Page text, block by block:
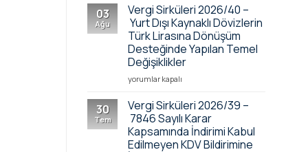
2026/41
–
2027
Yılı
Bina
Metrekare
Normal
Maliyet
Bedelleri
Belirlendi
için
03
Ağu
Vergi Sirküleri 2026/40 –
Yurt Dışı Kaynaklı Dövizlerin
Türk Lirasına Dönüşüm
Desteğinde Yapılan Temel
Değişiklikler
Vergi
2026/40
–
Yurt
Dışı
Kaynaklı
yorumlar kapalı
30
Tem
Vergi Sirküleri 2026/39 –
7846 Sayılı Karar
Kapsamında İndirimi Kabul
Edilmeyen KDV Bildirimine